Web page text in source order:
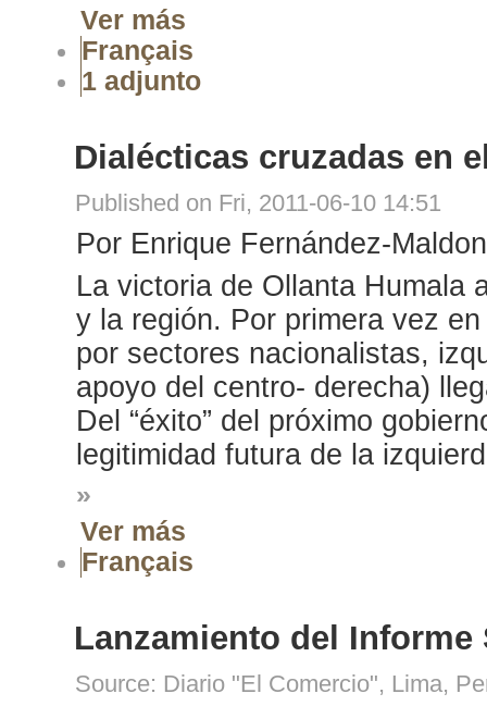
Ver más
Français
1 adjunto
Dialécticas cruzadas en
Published on Fri, 2011-06-10 14:51
Por Enrique Fernández-
La victoria de Ollanta Humala
y la región. Por primera vez
por sectores nacionalistas,
apoyo del centro- derecha)
Del “éxito” del próximo
legitimidad futura de la
»
Ver más
Français
Lanzamiento del Informe
Source: Diario "El Comercio", Lima,